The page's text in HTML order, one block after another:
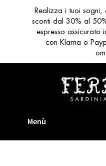
Realizza i tuoi sogni,
sconti dal 30% al
espresso
con Klarna o